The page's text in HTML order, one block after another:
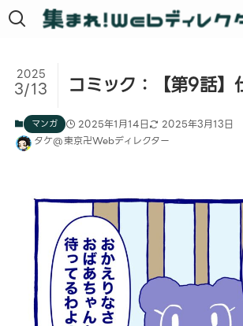
コミック：【第9話】
2025
3/13
マンガ 2025年1月14日
2025年3月13日
タケ@東京卍Webディレクター